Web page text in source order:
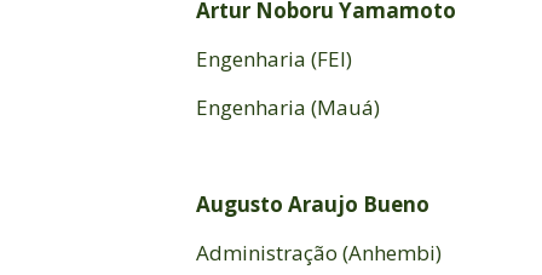
Artur Noboru Yamamoto
Engenharia (FEI)
Engenharia (Mauá)
Augusto Araujo Bueno
Administração (Anhembi)